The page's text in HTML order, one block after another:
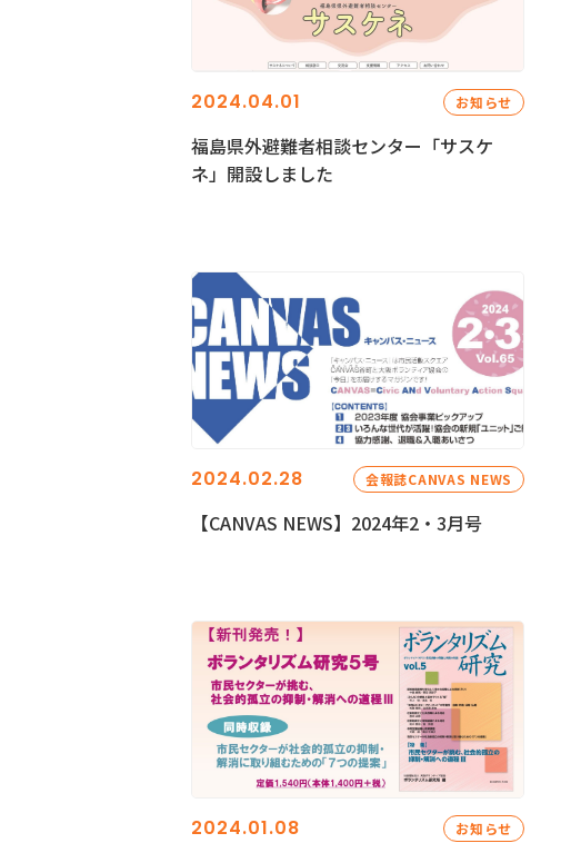
2024.04.01 お知らせ
福島県外避難者相談センター「サスケ
ネ」開設しました
2024.02.28 会報誌CANVAS NEWS
【CANVAS NEWS】2024年2・3月号
2024.01.08 お知らせ